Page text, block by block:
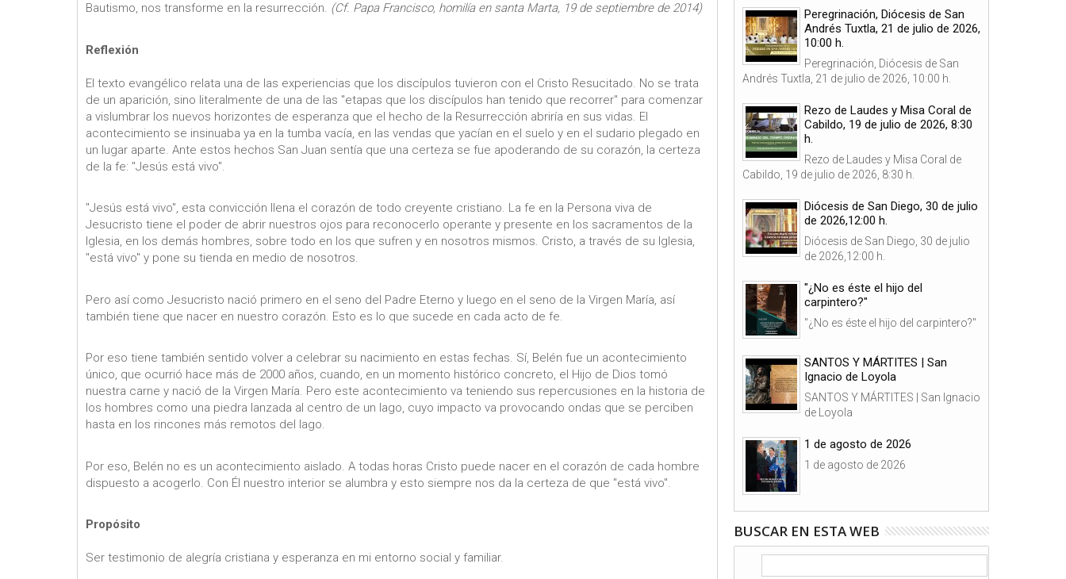
Bautismo, nos transforme en la resurrección. (Cf. Papa Francisco, homilía en santa Marta, 19 de septiembre de 2014)
Reflexión
El texto evangélico relata una de las experiencias que los discípulos tuvieron con el Cristo Resucitado. No se trata
de un aparición, sino literalmente de una de las "etapas que los discípulos han tenido que recorrer" para comenzar
a vislumbrar los nuevos horizontes de esperanza que el hecho de la Resurrección abriría en sus vidas. El
acontecimiento se insinuaba ya en la tumba vacía, en las vendas que yacían en el suelo y en el sudario plegado en
un lugar aparte. Ante estos hechos San Juan sentía que una certeza se fue apoderando de su corazón, la certeza
de la fe: "Jesús está vivo".
"Jesús está vivo", esta convicción llena el corazón de todo creyente cristiano. La fe en la Persona viva de
Jesucristo tiene el poder de abrir nuestros ojos para reconocerlo operante y presente en los sacramentos de la
Iglesia, en los demás hombres, sobre todo en los que sufren y en nosotros mismos. Cristo, a través de su Iglesia,
"está vivo" y pone su tienda en medio de nosotros.
Pero así como Jesucristo nació primero en el seno del Padre Eterno y luego en el seno de la Virgen María, así
también tiene que nacer en nuestro corazón. Esto es lo que sucede en cada acto de fe.
Por eso tiene también sentido volver a celebrar su nacimiento en estas fechas. Sí, Belén fue un acontecimiento
único, que ocurrió hace más de 2000 años, cuando, en un momento histórico concreto, el Hijo de Dios tomó
nuestra carne y nació de la Virgen María. Pero este acontecimiento va teniendo sus repercusiones en la historia de
los hombres como una piedra lanzada al centro de un lago, cuyo impacto va provocando ondas que se perciben
hasta en los rincones más remotos del lago.
Por eso, Belén no es un acontecimiento aislado. A todas horas Cristo puede nacer en el corazón de cada hombre
dispuesto a acogerlo. Con Él nuestro interior se alumbra y esto siempre nos da la certeza de que "está vivo".
Propósito
Ser testimonio de alegría cristiana y esperanza en mi entorno social y familiar.
Peregrinación, Diócesis de San
Andrés Tuxtla, 21 de julio de 2026,
10:00 h.
Peregrinación, Diócesis de San
Andrés Tuxtla, 21 de julio de 2026, 10:00 h.
Rezo de Laudes y Misa Coral de
Cabildo, 19 de julio de 2026, 8:30
h.
Rezo de Laudes y Misa Coral de
Cabildo, 19 de julio de 2026, 8:30 h.
Diócesis de San Diego, 30 de julio
de 2026,12:00 h.
Diócesis de San Diego, 30 de julio
de 2026,12:00 h.
"¿No es éste el hijo del
carpintero?"
"¿No es éste el hijo del carpintero?"
SANTOS Y MÁRTITES | San
Ignacio de Loyola
SANTOS Y MÁRTITES | San Ignacio
de Loyola
1 de agosto de 2026
1 de agosto de 2026
BUSCAR EN ESTA WEB